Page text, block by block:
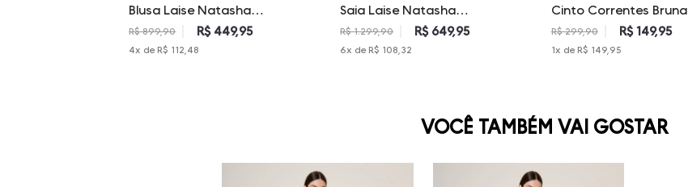
Blusa Laise Natasha
Dudalina Feminina
R$ 899,90 R$ 449,95
4x de R$ 112,48
Saia Laise Natasha
Dudalina Feminina
R$ 1.299,90 R$ 649,95
6x de R$ 108,32
Cinto Correntes Bruna
Dudalina Feminina
R$ 299,90 R$ 149,95
1x de R$ 149,95
VOCÊ TAMBÉM VAI GOSTAR